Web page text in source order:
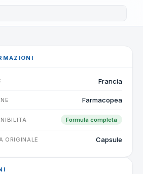
Francia
Farmacopea
Formula completa
ORIGINALE Capsule